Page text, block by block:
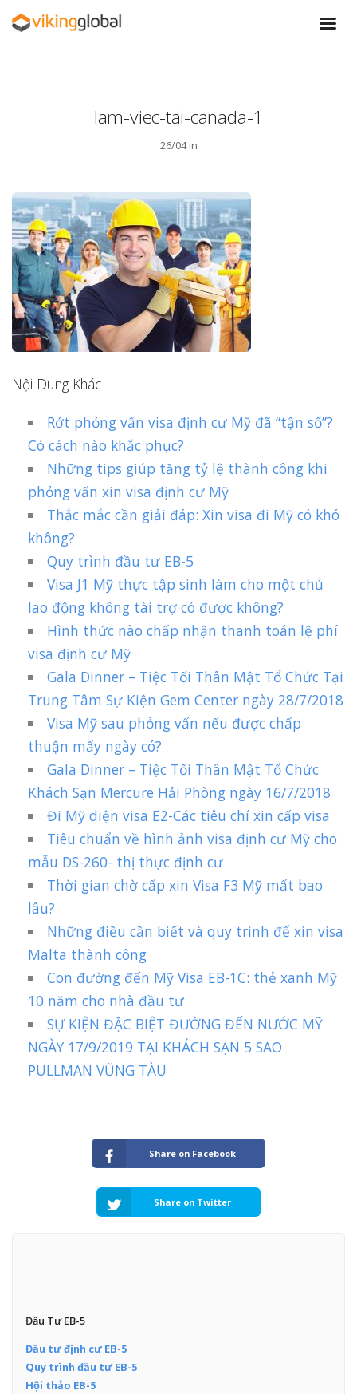
lam-viec-tai-canada-1
26/04 in
Nội Dung Khác
Rớt phỏng vấn visa định cư Mỹ đã “tận số”?
Có cách nào khắc phục?
Những tips giúp tăng tỷ lệ thành công khi
phỏng vấn xin visa định cư Mỹ
Thắc mắc cần giải đáp: Xin visa đi Mỹ có khó
không?
Quy trình đầu tư EB-5
Visa J1 Mỹ thực tập sinh làm cho một chủ
lao động không tài trợ có được không?
Hình thức nào chấp nhận thanh toán lệ phí
visa định cư Mỹ
Gala Dinner – Tiệc Tối Thân Mật Tổ Chức Tại
Trung Tâm Sự Kiện Gem Center ngày 28/7/2018
Visa Mỹ sau phỏng vấn nếu được chấp
thuận mấy ngày có?
Gala Dinner – Tiệc Tối Thân Mật Tổ Chức
Khách Sạn Mercure Hải Phòng ngày 16/7/2018
Đi Mỹ diện visa E2-Các tiêu chí xin cấp visa
Tiêu chuẩn về hình ảnh visa định cư Mỹ cho
mẫu DS-260- thị thực định cư
Thời gian chờ cấp xin Visa F3 Mỹ mất bao
lâu?
Những điều cần biết và quy trình để xin visa
Malta thành công
Con đường đến Mỹ Visa EB-1C: thẻ xanh Mỹ
10 năm cho nhà đầu tư
SỰ KIỆN ĐẶC BIỆT ĐƯỜNG ĐẾN NƯỚC MỸ
NGÀY 17/9/2019 TẠI KHÁCH SẠN 5 SAO
PULLMAN VŨNG TÀU
Share on Facebook
Share on Twitter
Đầu Tư EB-5
Đầu tư định cư EB-5
Quy trình đầu tư EB-5
Hội thảo EB-5